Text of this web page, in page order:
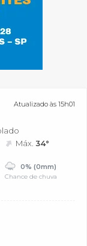
Atualizado às 15h01
Máx.34°
0% (0mm)
Chance de chuva